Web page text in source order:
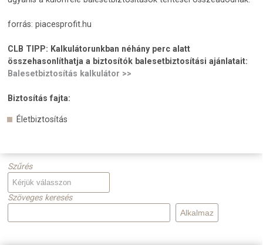
forrás: piacesprofit.hu
CLB TIPP: Kalkulátorunkban néhány perc alatt
összehasonlíthatja a biztosítók balesetbiztosítási ajánlatait:
Balesetbiztosítás kalkulátor >>
Biztosítás fajta:
Életbiztosítás
Szűrés
Szöveges keresés